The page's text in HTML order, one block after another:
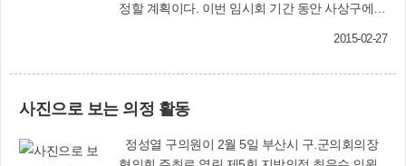
열악한 환경을 극복하기 위해 그동안 우리는 많은
노력을 기울여 왔음에도 많이 부족한 현실을 아쉬
도서관 분관을 건립하기 위해 대상지역을 물색 중
리 구가 발 빠르게 나서 사상구에 유치하기 위한
탈감과 쓰라리게 아픈 경험을 겪어야 했습니다.하
정할 계획이다. 이번 임시회 기간 동안 사상구에서
사상구의회가 열린 의정, 공개 의정을 실현하기 위
방청시기: 회기 중(정례회, 임시회) 본회의, 상임위
2015-02-27
사진으로 보는 의정 활동
정성열 구의원이 2월 5일 부산시 구.군의회의장